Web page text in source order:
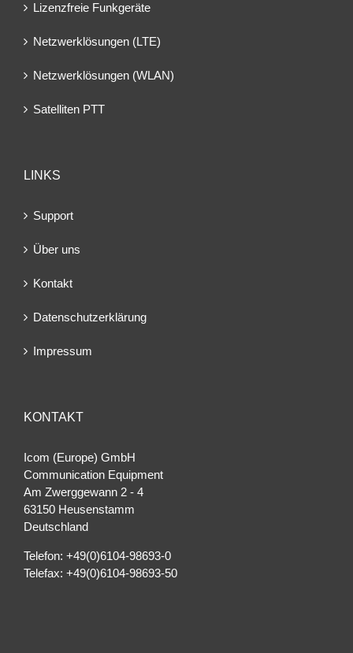
Lizenzfreie Funkgeräte
Netzwerklösungen (LTE)
Netzwerklösungen (WLAN)
Satelliten PTT
LINKS
Support
Über uns
Kontakt
Datenschutzerklärung
Impressum
KONTAKT
Icom (Europe) GmbH
Communication Equipment
Am Zwerggewann 2 ‐ 4
63150 Heusenstamm
Deutschland
Telefon: +49(0)6104-98693-0
Telefax: +49(0)6104-98693-50